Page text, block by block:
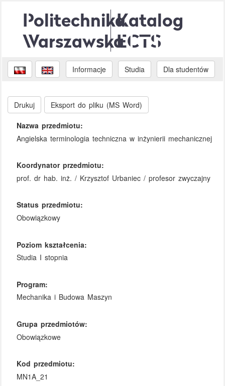
Politechnika
Warszawska
Katalog
ECTS
Informacje Studia Dla studentów
Drukuj Eksport do pliku (MS Word)
Nazwa przedmiotu:
Angielska terminologia techniczna w inżynierii mechanicznej
Koordynator przedmiotu:
prof. dr hab. inż. / Krzysztof Urbaniec / profesor zwyczajny
Status przedmiotu:
Obowiązkowy
Poziom kształcenia:
Studia I stopnia
Program:
Mechanika i Budowa Maszyn
Grupa przedmiotów:
Obowiązkowe
Kod przedmiotu:
MN1A_21